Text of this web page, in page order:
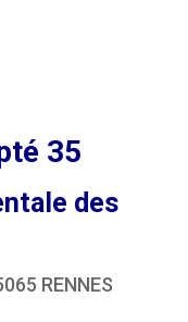
35
des
RENNES